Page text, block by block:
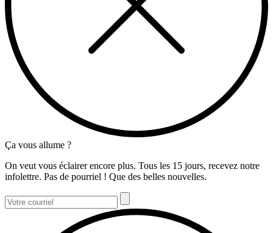
Ça vous allume ?
On veut vous éclairer encore plus. Tous les 15 jours, recevez notre
infolettre. Pas de pourriel ! Que des belles nouvelles.